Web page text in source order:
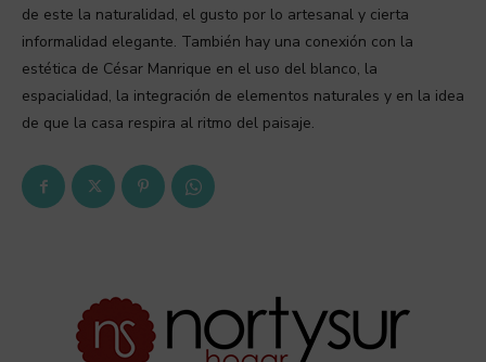
de este la naturalidad, el gusto por lo artesanal y cierta
informalidad elegante. También hay una conexión con la
estética de César Manrique en el uso del blanco, la
espacialidad, la integración de elementos naturales y en la idea
de que la casa respira al ritmo del paisaje.